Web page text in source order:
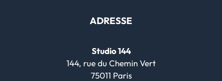
ADRESSE
Studio 144
144, rue du Chemin Vert
75011 Paris